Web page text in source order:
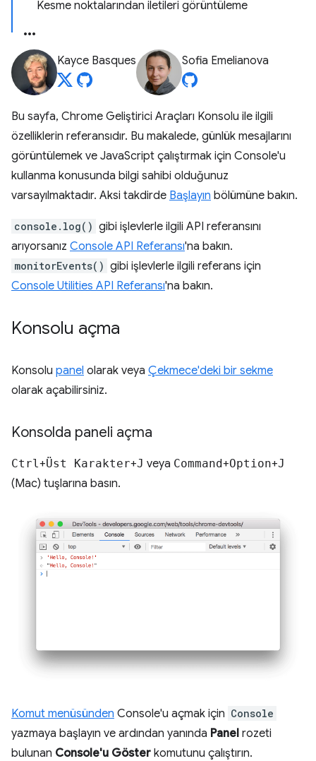
Kesme noktalarından iletileri görüntüleme
Kayce Basques Sofia Emelianova
Bu sayfa, Chrome Geliştirici Araçları Konsolu ile ilgili
özelliklerin referansıdır. Bu makalede, günlük mesajlarını
görüntülemek ve JavaScript çalıştırmak için Console'u
kullanma konusunda bilgi sahibi olduğunuz
varsayılmaktadır. Aksi takdirde Başlayın bölümüne bakın.
console.log() gibi işlevlerle ilgili API referansını
arıyorsanız Console API Referansı'na bakın.
monitorEvents() gibi işlevlerle ilgili referans için
Console Utilities API Referansı'na bakın.
Konsolu açma
Konsolu panel olarak veya Çekmece'deki bir sekme
olarak açabilirsiniz.
Konsolda paneli açma
Ctrl+Üst Karakter+J veya Command+Option+J
(Mac) tuşlarına basın.
Komut menüsünden Console'u açmak için Console
yazmaya başlayın ve ardından yanında Panel rozeti
bulunan Console'u Göster komutunu çalıştırın.